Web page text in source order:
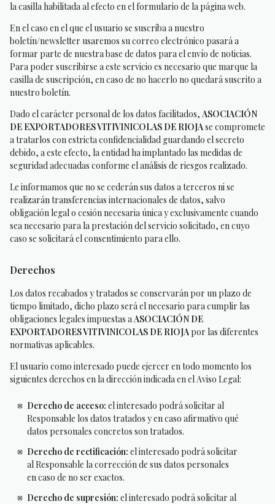
la casilla habilitada al efecto en el formulario de la página web.
En el caso en el que el usuario se suscriba a nuestro
boletín/newsletter usaremos su correo electrónico pasará a
formar parte de nuestra base de datos para el envío de noticias.
Para poder suscribirse a este servicio es necesario que marque la
casilla de suscripción, en caso de no hacerlo no quedará suscrito a
nuestro boletín.
Dado el carácter personal de los datos facilitados, ASOCIACIÓN
DE EXPORTADORES VITIVINICOLAS DE RIOJAse compromete
a tratarlos con estricta confidencialidad guardando el secreto
debido, a este efecto, la entidad ha implantado las medidas de
seguridad adecuadas conforme el análisis de riesgos realizado.
Le informamos que no se cederán sus datos a terceros ni se
realizarán transferencias internacionales de datos, salvo
obligación legal o cesión necesaria única y exclusivamente cuando
sea necesario para la prestación del servicio solicitado, en cuyo
caso se solicitará el consentimiento para ello.
Derechos
Los datos recabados y tratados se conservarán por un plazo de
tiempo limitado, dicho plazo será el necesario para cumplir las
obligaciones legales impuestas aASOCIACIÓN DE
EXPORTADORES VITIVINICOLAS DE RIOJA por las diferentes
normativas aplicables.
El usuario como interesado puede ejercer en todo momento los
siguientes derechos en la dirección indicada en el Aviso Legal:
Derecho de acceso: el interesado podrá solicitar al
Responsable los datos tratados y en caso afirmativo qué
datos personales concretos son tratados.
Derecho de rectificación: el interesado podrá solicitar
al Responsable la corrección de sus datos personales
en caso de no ser exactos.
Derecho de supresión: el interesado podrá solicitar al